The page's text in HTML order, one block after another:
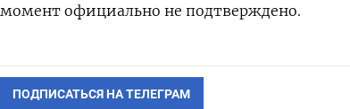
момент официально не подтверждено.
ПОДПИСАТЬСЯ НА ТЕЛЕГРАМ